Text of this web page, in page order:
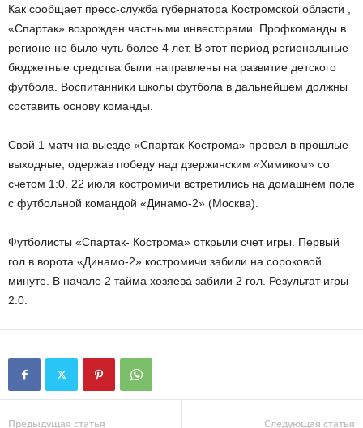
Как сообщает пресс-служба губернатора Костромской области ,
«Спартак» возрожден частными инвесторами. Профкоманды в
регионе не было чуть более 4 лет. В этот период региональные
бюджетные средства были направлены на развитие детского
футбола. Воспитанники школы футбола в дальнейшем должны
составить основу команды.
Свой 1 матч на выезде «Спартак-Кострома» провел в прошлые
выходные, одержав победу над дзержинским «Химиком» со
счетом 1:0. 22 июля костромичи встретились на домашнем поле
с футбольной командой «Динамо-2» (Москва).
Футболисты «Спартак- Кострома» открыли счет игры. Первый
гол в ворота «Динамо-2» костромичи забили на сороковой
минуте. В начале 2 тайма хозяева забили 2 гол. Результат игры
2:0.
Предыдущая статья Следующая статья